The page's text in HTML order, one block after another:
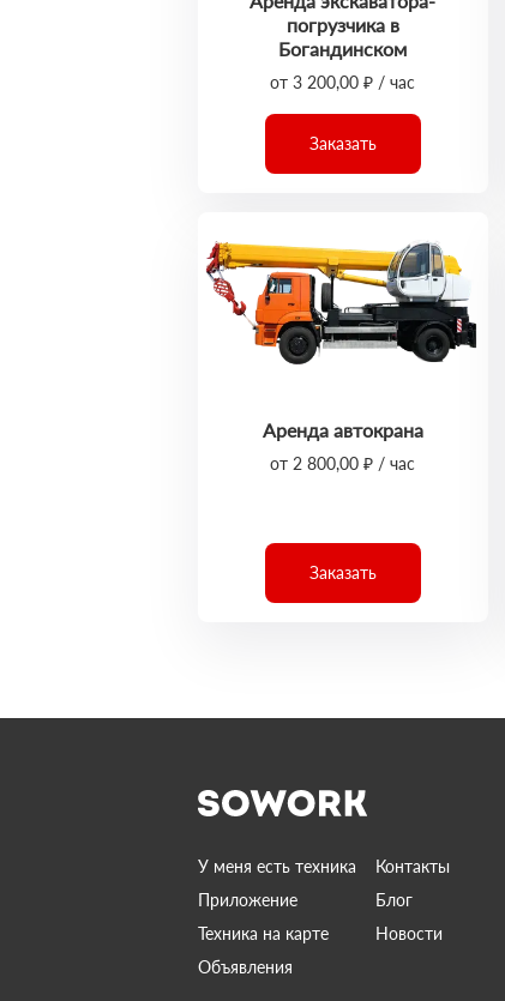
погрузчика в
Богандинском
от 3 200,00 ₽ / час
Заказать
Аренда автокрана
от 2 800,00 ₽ / час
Заказать
У меня есть техника
Контакты
Приложение
Блог
Техника на карте
Новости
Объявления